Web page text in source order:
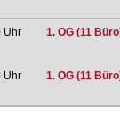
Uhr 1. OG (11
Uhr 1. OG (11